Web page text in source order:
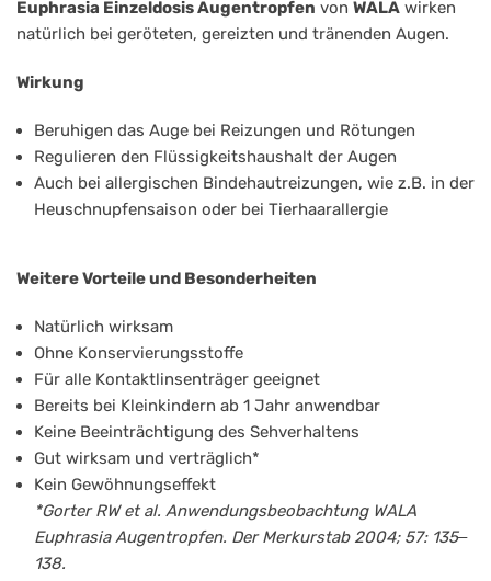
Augentropfen
10
0,5ml
Euphrasia Einzeldosis Augentropfen von WALA wirken
natürlich bei geröteten, gereizten und tränenden Augen.
Wirkung
Beruhigen das Auge bei Reizungen und Rötungen
Regulieren den Flüssigkeitshaushalt der Augen
Auch bei allergischen Bindehautreizungen, wie z.B. in der
Heuschnupfensaison oder bei Tierhaarallergie
Weitere Vorteile und Besonderheiten
Natürlich wirksam
Ohne Konservierungsstoffe
Für alle Kontaktlinsenträger geeignet
Bereits bei Kleinkindern ab 1 Jahr anwendbar
Keine Beeinträchtigung des Sehverhaltens
Gut wirksam und verträglich*
Kein Gewöhnungseffekt
*Gorter RW et al. Anwendungsbeobachtung WALA
Euphrasia Augentropfen. Der Merkurstab 2004; 57: 135‒
138.